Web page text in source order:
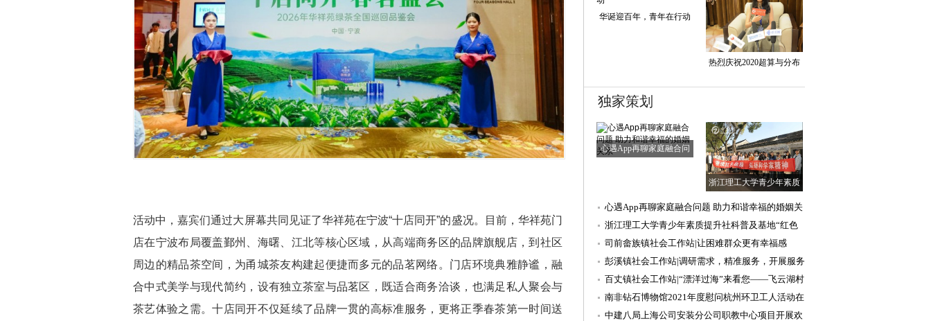
活动中，嘉宾们通过大屏幕共同见证了华祥苑在宁波“十店同开”的盛况。目前，华祥苑门
店在宁波布局覆盖鄞州、海曙、江北等核心区域，从高端商务区的品牌旗舰店，到社区
周边的精品茶空间，为甬城茶友构建起便捷而多元的品茗网络。门店环境典雅静谧，融
合中式美学与现代简约，设有独立茶室与品茗区，既适合商务洽谈，也满足私人聚会与
茶艺体验之需。十店同开不仅延续了品牌一贯的高标准服务，更将正季春茶第一时间送
华诞迎百年，青年在行动
热烈庆祝2020超算与分布
独家策划
心遇App再聊家庭融合问
浙江理工大学青少年素质
心遇App再聊家庭融合问题 助力和谐幸福的婚姻关
系
浙江理工大学青少年素质提升社科普及基地“红色
科普行”实践团
司前畲族镇社会工作站|让困难群众更有幸福感
的“清单”
彭溪镇社会工作站|调研需求，精准服务，开展服务
需求调查工作
百丈镇社会工作站|“漂洋过海”来看您——飞云湖村
关爱探访、幸
南非钻石博物馆2021年度慰问杭州环卫工人活动在
杭顺利举行
中建八局上海公司安装分公司职教中心项目开展欢